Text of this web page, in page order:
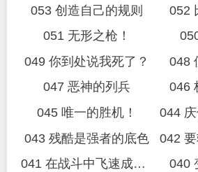
053 创造自己的规则
052
051 无形之枪！
049 你到处说我死了？
048
047 恶神的列兵
046
045 唯一的胜机！
043 残酷是强者的底色
041 在战斗中飞速成长！
040